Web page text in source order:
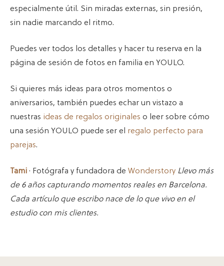
especialmente útil. Sin miradas externas, sin presión,
sin nadie marcando el ritmo.
Puedes ver todos los detalles y hacer tu reserva en la
página de sesión de fotos en familia en YOULO.
Si quieres más ideas para otros momentos o
aniversarios, también puedes echar un vistazo a
nuestras ideas de regalos originales o leer sobre cómo
una sesión YOULO puede ser el regalo perfecto para
parejas.
Tami · Fotógrafa y fundadora de Wonderstory Llevo más
de 6 años capturando momentos reales en Barcelona.
Cada artículo que escribo nace de lo que vivo en el
estudio con mis clientes.